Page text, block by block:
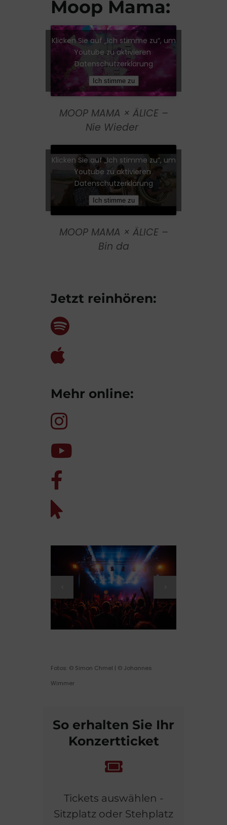
Moop Mama:
Klicken Sie auf „Ich stimme zu“, um
Youtube zu aktivieren
Datenschutzerklärung
Ich stimme zu
MOOP MAMA × ÄLICE –
Nie Wieder
Klicken Sie auf „Ich stimme zu“, um
Youtube zu aktivieren
Datenschutzerklärung
Ich stimme zu
MOOP MAMA × ÄLICE –
Bin da
Jetzt reinhören:
Mehr online:
Fotos: © Simon Chmel | © Johannes
Wimmer
So erhalten Sie Ihr
Konzertticket
Tickets auswählen -
Sitzplatz oder Stehplatz